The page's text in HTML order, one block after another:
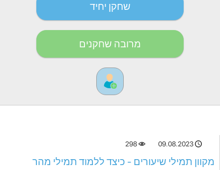
שחקן יחיד
מרובה שחקנים
09.08.2023
298
מקוון תמילי שיעורים - כיצד ללמוד תמילי מהר